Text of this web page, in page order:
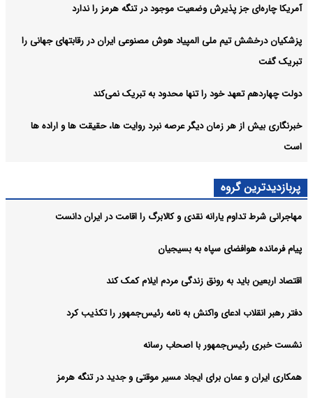
آمریکا چاره‌ای جز پذیرش وضعیت موجود در تنگه هرمز را ندارد
پزشکیان درخشش تیم ملی المپیاد هوش مصنوعی ایران در رقابتهای جهانی را
تبریک گفت
دولت چهاردهم تعهد خود را تنها محدود به تبریک نمی‌کند
خبرنگاری بیش از هر زمان دیگر عرصه نبرد روایت ها، حقیقت ها و اراده ها
است
پربازدیدترین گروه
مهاجرانی شرط تداوم یارانه نقدی و کالابرگ را اقامت در ایران دانست
پیام فرمانده هوافضای سپاه به بسیجیان
اقتصاد اربعین باید به رونق زندگی مردم ایلام کمک کند
دفتر رهبر انقلاب ادعای واکنش به نامه رئیس‌جمهور را تکذیب کرد
نشست خبری رئیس‌جمهور با اصحاب رسانه
همکاری ایران و عمان برای ایجاد مسیر موقتی و جدید در تنگه هرمز